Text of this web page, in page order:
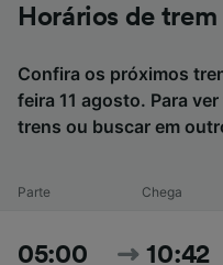
Horários de
Confira os próximos
feira 11 agosto. Para
trens ou buscar em
Parte Chega
05:00 10:42